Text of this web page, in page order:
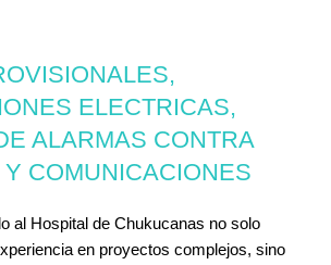
ELECTRICAS,
ALARMAS CONTRA
COMUNICACIONES
al Hospital de Chukucanas no solo
en proyectos complejos, sino